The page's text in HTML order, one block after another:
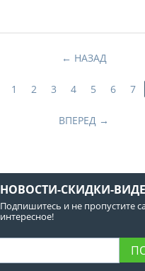
НАЗАД
1 2 3 4 5 6 7
ВПЕРЕД
НОВОСТИ-СКИДКИ-
Подпишитесь и не пропустите
интересное!